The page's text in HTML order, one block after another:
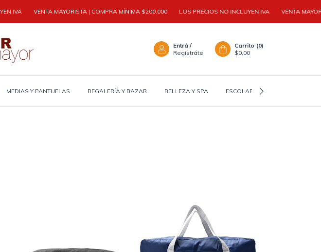
VENTA MAYORISTA | COMPRA MÍNIMA $200.000 LOS PRECIOS NO INCLUYEN IVA VENTA MAYORISTA |
Entrá /
Registráte
Carrito (0)
$0,00
MEDIAS Y PANTUFLAS REGALERÍA Y BAZAR BELLEZA Y SPA ESCOLAR Y TEEN